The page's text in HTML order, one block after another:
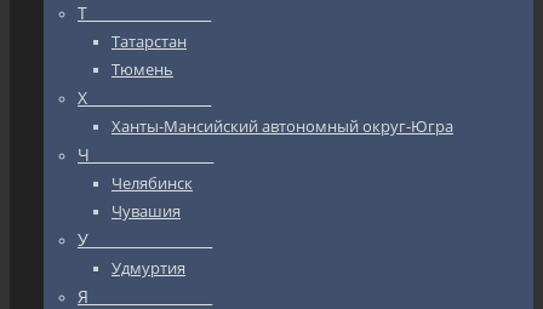
Т_________________
Татарстан
Тюмень
Х_________________
Ханты-Мансийский автономный округ-Югра
Ч_________________
Челябинск
Чувашия
У_________________
Удмуртия
Я_________________